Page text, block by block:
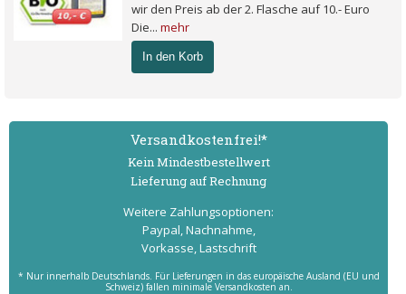
wir den Preis ab der 2. Flasche auf 10.- Euro
Die... mehr
In den Korb
Versand­kostenfrei!*
Kein Mindest­bestell­wert
Lieferung auf Rechnung
Weitere Zahlungs­optionen:
Paypal, Nachnahme,
Vorkasse, Lastschrift
* Nur innerhalb Deutschlands. Für Lieferungen in das europäische Ausland (EU und
Schweiz) fallen minimale Versandkosten an.